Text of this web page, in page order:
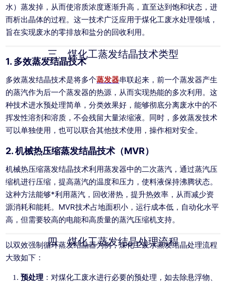
水）蒸发掉，从而使溶质浓度逐渐升高，直至达到饱和状态，进
而析出晶体的过程。这一技术广泛应用于煤化工废水处理领域，
旨在实现废水的零排放和盐分的回收利用。
三、煤化工蒸发结晶技术类型
1. 多效蒸发结晶技术
多效蒸发结晶技术是将多个蒸发器串联起来，前一个蒸发器产生
的蒸汽作为后一个蒸发器的热源，从而实现热能的多次利用。这
种技术进水预处理简单，分类效果好，能够彻底分离废水中的不
挥发性溶剂和溶质，不会残留大量浓缩液。同时，多效蒸发技术
可以单独使用，也可以联合其他技术使用，操作相对安全。
2. 机械热压缩蒸发结晶技术（MVR）
机械热压缩蒸发结晶技术利用蒸发器中的二次蒸汽，通过蒸汽压
缩机进行压缩，提高蒸汽的温度和压力，使料液保持沸腾状态。
这种方法能够*利用蒸汽，回收潜热，提升热效率，从而减少资
源消耗和能耗。MVR技术占地面积小，运行成本低，自动化水平
高，但需要较高的电能和高质量的蒸汽压缩机支持。
四、煤化工蒸发结晶处理流程
以双效强制循环蒸发结晶器为例，煤化工废水蒸发结晶处理流程
大致如下：
预处理 ：对煤化工废水进行必要的预处理，如去除悬浮物、